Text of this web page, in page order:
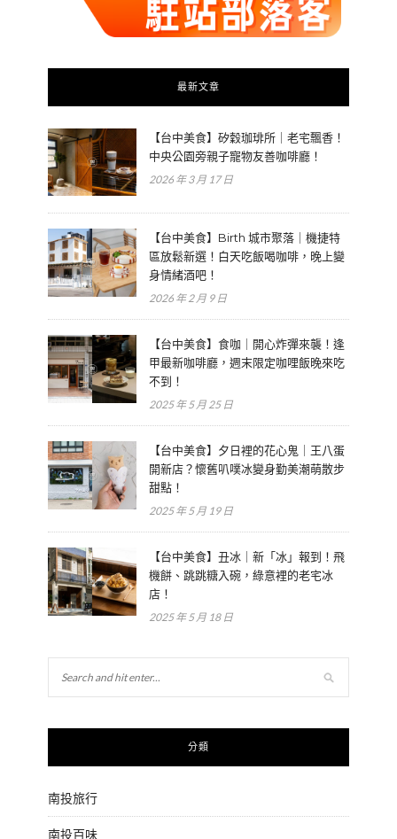
最新文章
【台中美食】矽穀珈琲所｜老宅飄香！
中央公園旁親子寵物友善咖啡廳！
2026 年 3 月 17 日
【台中美食】Birth 城市聚落｜機捷特
區放鬆新選！白天吃飯喝咖啡，晚上變
身情緒酒吧！
2026 年 2 月 9 日
【台中美食】食咖｜開心炸彈來襲！逢
甲最新咖啡廳，週末限定咖哩飯晚來吃
不到！
2025 年 5 月 25 日
【台中美食】夕日裡的花心鬼｜王八蛋
開新店？懷舊叭噗冰變身勤美潮萌散步
甜點！
2025 年 5 月 19 日
【台中美食】丑冰｜新「冰」報到！飛
機餅、跳跳糖入碗，綠意裡的老宅冰
店！
2025 年 5 月 18 日
分類
南投旅行
南投百味